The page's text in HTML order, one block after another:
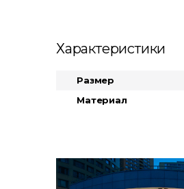
Характеристики
Размер
Материал